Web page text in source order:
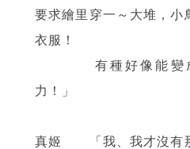
要求繪里穿一～大堆，小
衣服！
有種好像能變成
力！」
真姬 「我、我才沒有